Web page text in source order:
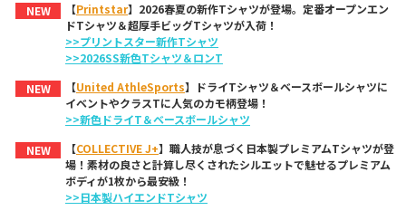
NEW
【Printstar】2026春夏の新作Tシャツが登場。定番オープンエン
ドTシャツ＆超厚手ビッグTシャツが入荷！
>>プリントスター新作Tシャツ
>>2026SS新色Tシャツ＆ロンT
NEW
【United AthleSports】ドライTシャツ＆ベースボールシャツに
イベントやクラスTに人気のカモ柄登場！
>>新色ドライT＆ベースボールシャツ
NEW
【COLLECTIVE J+】職人技が息づく日本製プレミアムTシャツが登
場！素材の良さと計算し尽くされたシルエットで魅せるプレミアム
ボディが1枚から最安級！
>>日本製ハイエンドTシャツ